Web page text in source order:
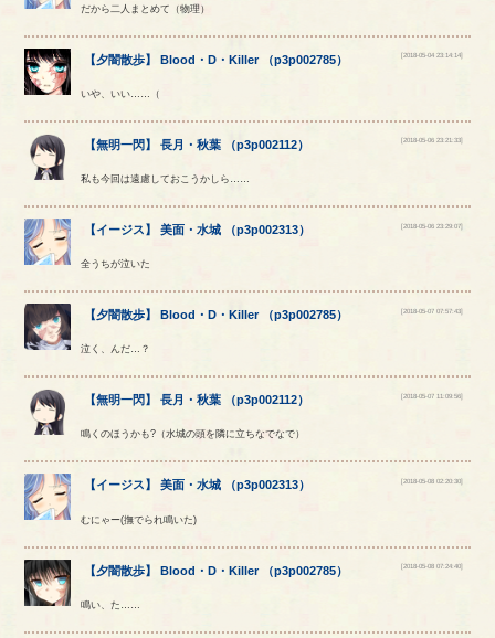
だから二人まとめて（物理）
【夕闇散歩】Blood ・D ・Killer（p3p002785） [2018-05-04 23:14:14]
いや、いい……（
【無明一閃】長月 ・秋葉 （p3p002112） [2018-05-06 23:21:33]
私も今回は遠慮しておこうかしら……
【イージス】美面 ・水城 （p3p002313） [2018-05-06 23:29:07]
全うちが泣いた
【夕闇散歩】Blood ・D ・Killer（p3p002785） [2018-05-07 07:57:43]
泣く、んだ…？
【無明一閃 】長月 ・秋葉 （p3p002112） [2018-05-07 11:09:56]
鳴くのほうかも?（水城の頭を隣に立ちなでなで）
【イージス 】美面 ・水城 （p3p002313） [2018-05-08 02:20:30]
むにゃー(撫でられ鳴いた)
【夕闇散歩】Blood ・D ・Killer（p3p002785） [2018-05-08 07:24:40]
鳴い、た……